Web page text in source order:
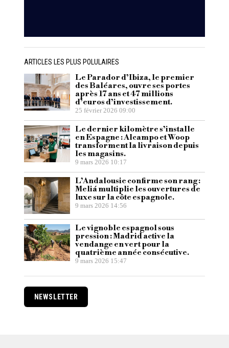
ARTICLES LES PLUS POLULAIRES
Le Parador d’Ibiza, le premier
des Baléares, ouvre ses portes
après 17 ans et 47 millions
d’euros d’investissement.
25 février 2026 09:00
Le dernier kilomètre s’installe
en Espagne : Alcampo et Woop
transforment la livraison depuis
les magasins.
9 mars 2026 10:17
L’Andalousie confirme son rang :
Meliá multiplie les ouvertures de
luxe sur la côte espagnole.
9 mars 2026 14:56
Le vignoble espagnol sous
pression : Madrid active la
vendange en vert pour la
quatrième année consécutive.
9 mars 2026 15:47
NEWSLETTER